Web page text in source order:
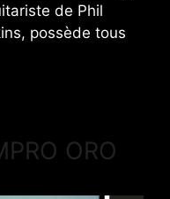
de Phil
possède tous
ORO